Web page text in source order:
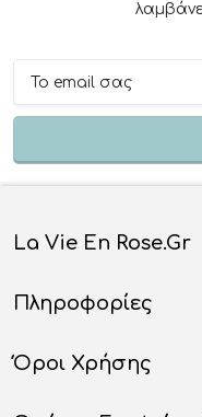
La Vie En Rose.gr
Πληροφορίες
Όροι Χρήσης